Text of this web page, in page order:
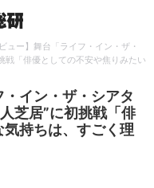
ュー】舞台「ライフ・イン・ザ・
戦「俳優としての不安や焦りみたい
・イン・ザ・シアタ
芝居”に初挑戦「俳
持ちは、すごく理